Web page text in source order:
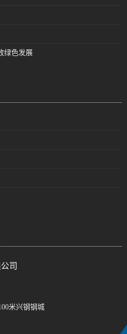
绿色发展
司
米兴钢钢城